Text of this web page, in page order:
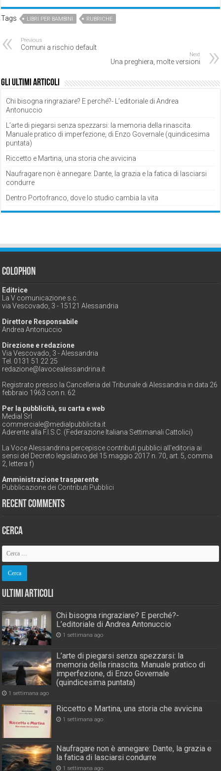
Tags LIBRI PER BAMBINI RUBRICHE
Previous
Comuni a rischio default
Next
Una preghiera, molte versioni
Gli ultimi articoli
Chi bisogna ringraziare? E perché?- L’editoriale di Andrea
Antonuccio
L’arte di piegarsi senza spezzarsi: la memoria della rinascita.
Manuale pratico di imperfezione, di Enzo Governale (quindicesima
puntata)
Riccetto e Martina, una storia che avvicina
Naufragare non è annegare: Dante, la grazia e la fatica di lasciarsi
condurre
Dentro Portofranco, dove lo studio cambia la vita
Colophon
Editrice
La V comunicazione s.c.
via Vescovado, 3 - 15121 Alessandria
Direttore Responsabile
Andrea Antonuccio
Direzione e redazione
Via Vescovado, 3 - Alessandria
Tel. 0131 51 22 25
redazione@lavocealessandrina.it
Registrato presso la Cancelleria del Tribunale di Alessandria in data 26
febbraio 1963 con n. 62
Per la pubblicità, su carta e web
Medial Srl
commerciale@medialpubblicita.it
Aderente alla F.I.S.C. (Federazione Italiana Settimanali Cattolici)
La Voce Alessandrina percepisce contributi pubblici all'editoria ai
sensi del Decreto legislativo del 15 maggio 2017 n. 70, art. 5, comma
2, lettera f)
Amministrazione trasparente
Pubblicazione dei Contributi Pubblici
Recent Comments
Cerca
Ultimi Articoli
Chi bisogna ringraziare? E perché?-
L’editoriale di Andrea Antonuccio
1 settimana ago
L’arte di piegarsi senza spezzarsi: la
memoria della rinascita. Manuale pratico di
imperfezione, di Enzo Governale
(quindicesima puntata)
1 settimana ago
Riccetto e Martina, una storia che avvicina
1 settimana ago
Naufragare non è annegare: Dante, la grazia e
la fatica di lasciarsi condurre
1 settimana ago